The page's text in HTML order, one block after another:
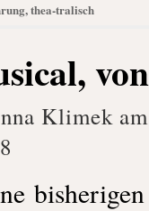
thea-tralisch
Klimek